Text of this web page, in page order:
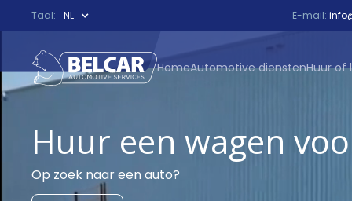
Taal: NL E-mail:
HomeAutomotive dienstenHuur of
Huur een wagen
Op zoek naar een auto?